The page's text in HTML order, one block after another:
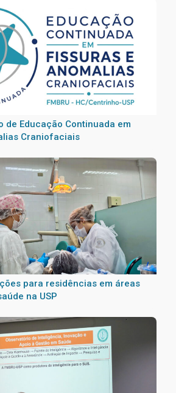
de Educação Continuada em
Craniofaciais
para residências em áreas
na USP